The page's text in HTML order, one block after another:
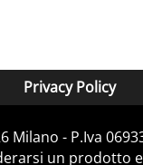
Privacy Policy
- P.Iva
un prodotto